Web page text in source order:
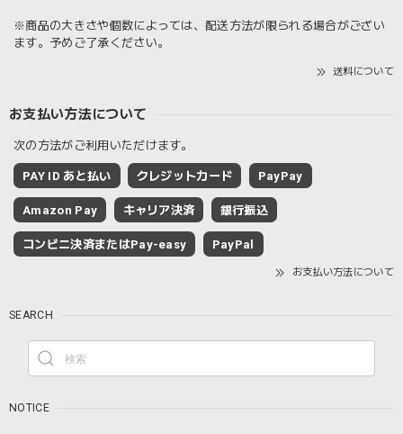
※商品の大きさや個数によっては、配送方法が限られる場合がござい
ます。予めご了承ください。
送料について
お支払い方法について
次の方法がご利用いただけます。
PAY ID あと払い クレジットカード PayPay
Amazon Pay キャリア決済 銀行振込
コンビニ決済またはPay-easy PayPal
お支払い方法について
SEARCH
NOTICE